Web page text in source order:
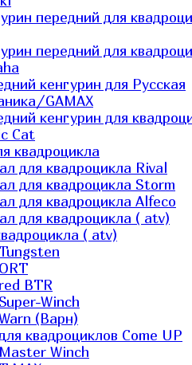
передний для
передний для
кенгурин для Русская
GAMAX
кенгурин для
Cat
квадроцикла
для квадроцикла Rival
для квадроцикла Storm
для квадроцикла Alfeco
для квадроцикла ( atv)
( atv)
BTR
Winch
(Варн)
квадроциклов Come UP
Winch